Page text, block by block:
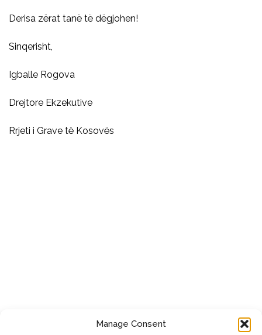
Manage Consent
Derisa zërat tanë të dëgjohen!
Sinqerisht,
Igballe Rogova
Drejtore Ekzekutive
Rrjeti i Grave të Kosovës